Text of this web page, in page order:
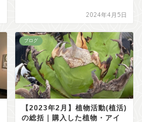
2024年4月5日
ブログ
【2023年2月】植物活動(植活)
の総括｜購入した植物・アイ